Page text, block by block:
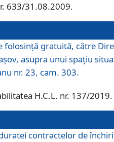
633/31.08.2009.
folosinţă gratuită, către
asupra unui spaţiu
nr. 23, cam. 303.
H.C.L. nr. 137/2019.
contractelor de